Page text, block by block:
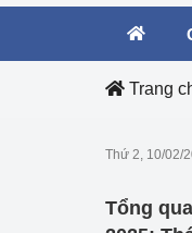
Trang
Thứ 2, 10/02/
Tổng